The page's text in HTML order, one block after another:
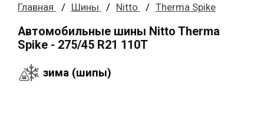
Главная Шины Nitto Therma Spike
Автомобильные шины Nitto Therma
Spike - 275/45 R21 110T
зима (шипы)